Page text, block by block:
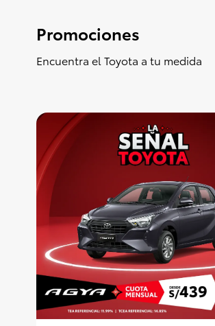
Promociones
Encuentra el Toyota a tu medida